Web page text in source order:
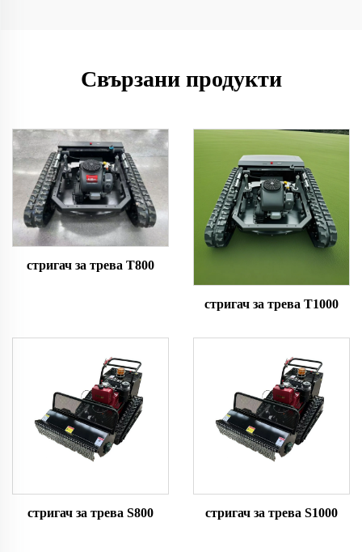
Свързани продукти
стригач за трева T800
стригач за трева T1000
стригач за трева S800 стригач за трева S1000